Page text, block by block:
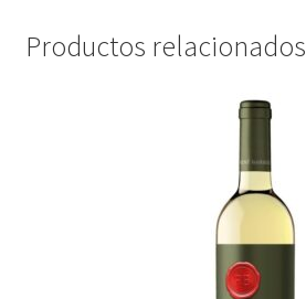
Productos relacionados